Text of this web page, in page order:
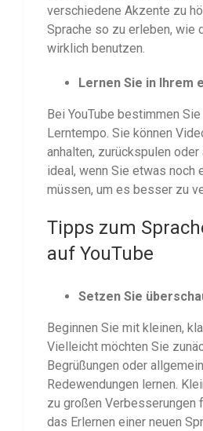
verschiedene Akzente zu
Sprache so zu erleben, wie
wirklich benutzen.
Lernen Sie in Ihrem
Bei YouTube bestimmen
Lerntempo. Sie können
anhalten, zurückspulen
ideal, wenn Sie etwas noch
müssen, um es besser zu
Tipps zum
auf YouTube
Setzen Sie
Beginnen Sie mit kleinen,
Vielleicht möchten Sie
Begrüßungen oder
Redewendungen lernen.
zu großen Verbesserungen
das Erlernen einer neuen